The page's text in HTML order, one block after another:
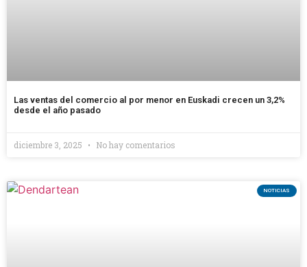
Las ventas del comercio al por menor en Euskadi crecen un 3,2%
desde el año pasado
diciembre 3, 2025 No hay comentarios
NOTICIAS